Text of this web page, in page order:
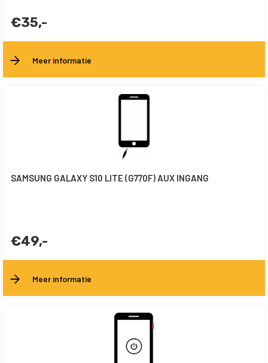
€35,-
Meer informatie
SAMSUNG GALAXY S10 LITE (G770F) AUX INGANG
€49,-
Meer informatie